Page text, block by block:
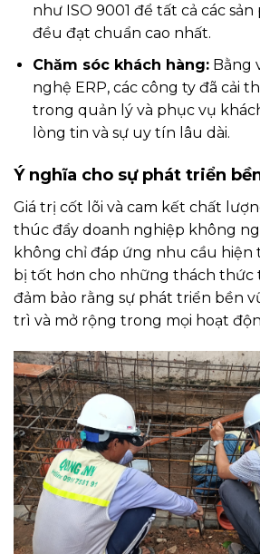
như ISO 9001 để tất cả các
đều đạt chuẩn cao nhất.
Chăm sóc khách hàng:Bằng
nghệ ERP, các công ty đã cải
trong quản lý và phục vụ
lòng tin và sự uy tín lâu dài.
Ý nghĩa cho sự phát triển
Giá trị cốt lõi và cam kết chất
thúc đẩy doanh nghiệp không
không chỉ đáp ứng nhu cầu hiện
bị tốt hơn cho những thách thức
đảm bảo rằng sự phát triển bền
trì và mở rộng trong mọi hoạt